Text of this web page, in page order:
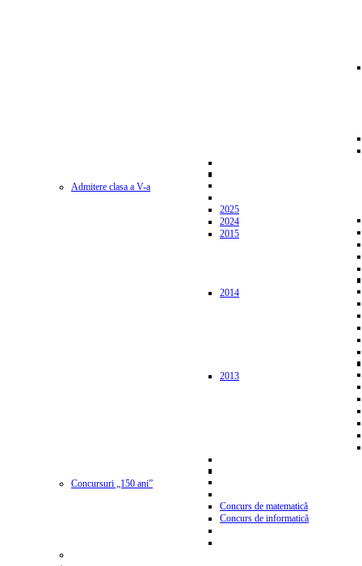
Admitere clasa a V-a
2025
2024
2015
2014
2013
Concursuri „150 ani”
Concurs de matematică
Concurs de informatică